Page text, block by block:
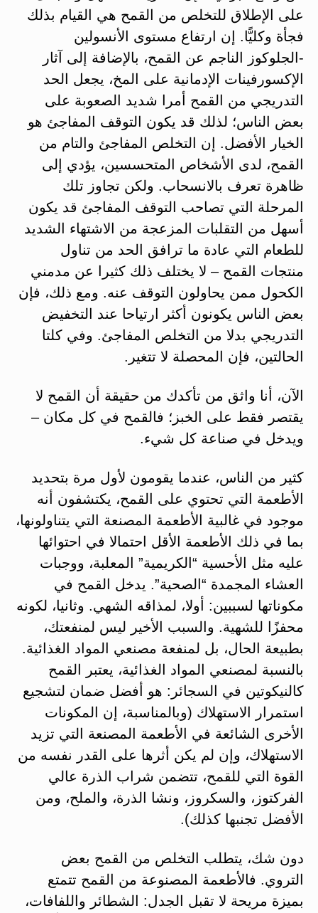
على الإطلاق للتخلص من القمح هي القيام بذلك
فجأة وكليًّا. إن ارتفاع مستوى الأنسولين
-الجلوكوز الناجم عن القمح، بالإضافة إلى آثار
الإكسورفينات الإدمانية على المخ، يجعل الحد
التدريجي من القمح أمرا شديد الصعوبة على
بعض الناس؛ لذلك قد يكون التوقف المفاجئ هو
الخيار الأفضل. إن التخلص المفاجئ والتام من
القمح، لدى الأشخاص المتحسسين، يؤدي إلى
ظاهرة تعرف بالانسحاب. ولكن تجاوز تلك
المرحلة التي تصاحب التوقف المفاجئ قد يكون
أسهل من التقلبات المزعجة من الاشتهاء الشديد
للطعام التي عادة ما ترافق الحد من تناول
منتجات القمح – لا يختلف ذلك كثيرا عن مدمني
الكحول ممن يحاولون التوقف عنه. ومع ذلك، فإن
بعض الناس يكونون أكثر ارتياحا عند التخفيض
التدريجي بدلا من التخلص المفاجئ. وفي كلتا
الحالتين، فإن المحصلة لا تتغير.
الآن، أنا واثق من تأكدك من حقيقة أن القمح لا
يقتصر فقط على الخبز؛ فالقمح في كل مكان –
ويدخل في صناعة كل شيء.
كثير من الناس، عندما يقومون لأول مرة بتحديد
الأطعمة التي تحتوي على القمح، يكتشفون أنه
موجود في غالبية الأطعمة المصنعة التي يتناولونها،
بما في ذلك الأطعمة الأقل احتمالا في احتوائها
عليه مثل الأحسية “الكريمية” المعلبة، ووجبات
العشاء المجمدة “الصحية”. يدخل القمح في
مكوناتها لسببين: أولا، لمذاقه الشهي. وثانيا، لكونه
محفزًا للشهية. والسبب الأخير ليس لمنفعتك،
بطبيعة الحال، بل لمنفعة مصنعي المواد الغذائية.
بالنسبة لمصنعي المواد الغذائية، يعتبر القمح
كالنيكوتين في السجائر: هو أفضل ضمان لتشجيع
استمرار الاستهلاك (وبالمناسبة، إن المكونات
الأخرى الشائعة في الأطعمة المصنعة التي تزيد
الاستهلاك، وإن لم يكن أثرها على القدر نفسه من
القوة التي للقمح، تتضمن شراب الذرة عالي
الفركتوز، والسكروز، ونشا الذرة، والملح، ومن
الأفضل تجنبها كذلك).
دون شك، يتطلب التخلص من القمح بعض
التروي. فالأطعمة المصنوعة من القمح تتمتع
بميزة مريحة لا تقبل الجدل: الشطائر واللفافات،